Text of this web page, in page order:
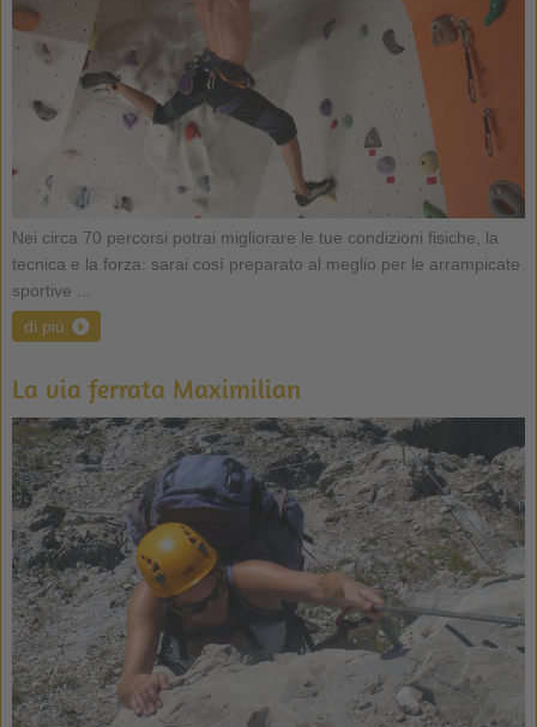
Nei circa 70 percorsi potrai migliorare le tue condizioni fisiche, la
tecnica e la forza: sarai così preparato al meglio per le arrampicate
sportive ...
di più
La via ferrata Maximilian